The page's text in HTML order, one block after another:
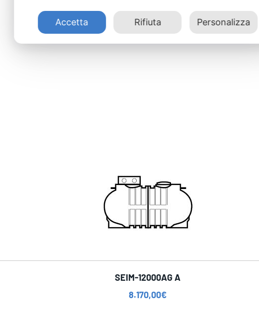
SEIM-12000AG A
8.170,00€
Accetta Rifiuta Personalizza